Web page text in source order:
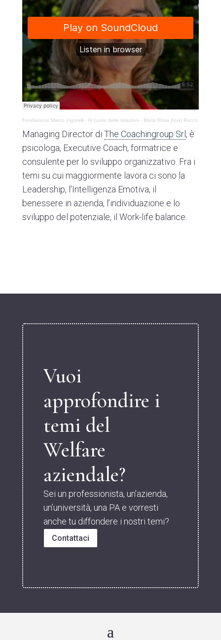
Fondazione Marco Vigorelli· Al cuore delle relazioni - Maria Rosa (Ioia) Rocco
Managing Director di The Coachingroup Srl , è
psicologa, Executive Coach, formatrice e
consulente per lo sviluppo organizzativo. Fra i
temi su cui maggiormente lavora ci sono la
Leadership, l’Intelligenza Emotiva, il
benessere in azienda, l’individuazione e lo
sviluppo del potenziale, il Work-life balance.
Vuoi
approfondire i
temi del
Welfare
aziendale?
Sei un professionista, un’azienda,
un’università, una PA e vorresti
anche tu diffondere i nostri temi?
Contattaci